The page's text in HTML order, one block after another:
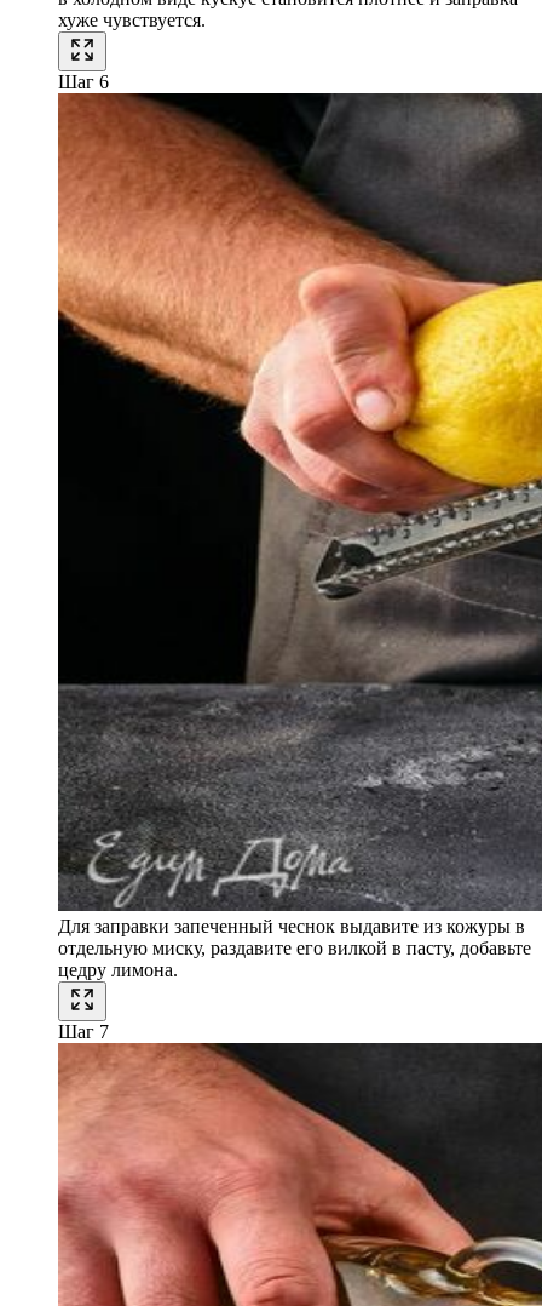
хуже чувствуется.
Шаг 6
Для заправки запеченный чеснок выдавите из кожуры в
отдельную миску, раздавите его вилкой в пасту, добавьте
цедру лимона.
Шаг 7